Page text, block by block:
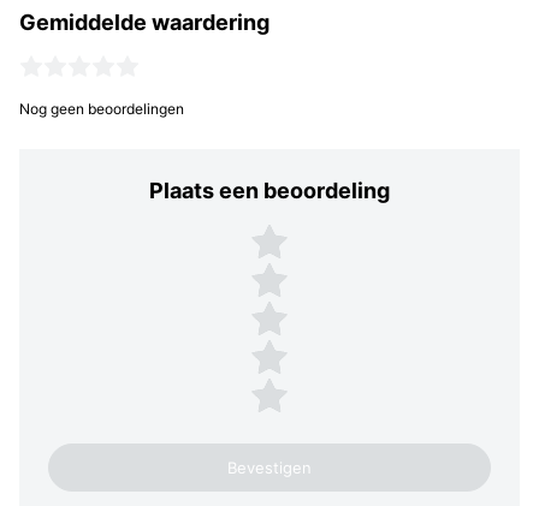
Gemiddelde waardering
Nog geen beoordelingen
Plaats een beoordeling
Plaats een beoordeling
5 sterren
4 sterren
3 sterren
2 sterren
1 ster